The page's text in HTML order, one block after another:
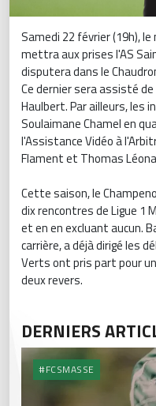
Samedi 22 février (19h),
mettra aux prises l'AS
disputera dans le
Ce dernier sera assisté
Haulbert. Par ailleurs, les
Soulaimane Chamel en
l'Assistance Vidéo à
Flament et Thomas
Cette saison, le
dix rencontres de Ligue 1
et en en excluant aucun.
carrière, a déjà dirigé les
Verts ont pris part pour
deux revers.
DERNIERS
#FCSMASSE